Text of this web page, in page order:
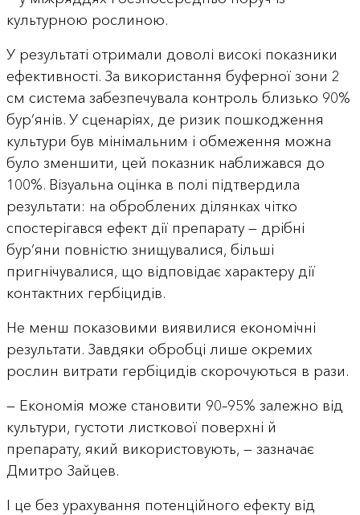
культурною рослиною.
У результаті отримали доволі високі показники
ефективності. За використання буферної зони 2
см система забезпечувала контроль близько 90%
бур’янів. У сценаріях, де ризик пошкодження
культури був мінімальним і обмеження можна
було зменшити, цей показник наближався до
100%. Візуальна оцінка в полі підтвердила
результати: на оброблених ділянках чітко
спостерігався ефект дії препарату — дрібні
бур’яни повністю знищувалися, більші
пригнічувалися, що відповідає характеру дії
контактних гербіцидів.
Не менш показовими виявилися економічні
результати. Завдяки обробці лише окремих
рослин витрати гербіцидів скорочуються в рази.
— Економія може становити 90–95% залежно від
культури, густоти листкової поверхні й
препарату, який використовують, — зазначає
Дмитро Зайцев.
І це без урахування потенційного ефекту від